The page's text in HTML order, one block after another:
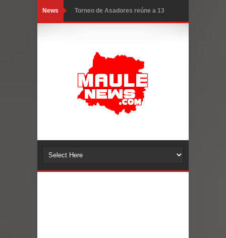
News Torneo de Asadores reúne a 13
2026 en Talca
Alerta por hantavirus: expertos piden
reforzar medidas y consulta oportuna
Matrimonios Linarenses Celebraron
Departamento Comunal de Salud de